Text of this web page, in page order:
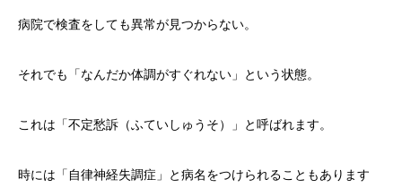
病院で検査をしても異常が見つからない。
それでも「なんだか体調がすぐれない」という状態。
これは「不定愁訴（ふていしゅうそ）」と呼ばれます。
時には「自律神経失調症」と病名をつけられることもあります